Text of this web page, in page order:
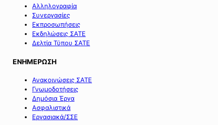
Αλληλογραφία
Συνεργασίες
Εκπροσωπήσεις
Εκδηλώσεις ΣΑΤΕ
Δελτία Τύπου ΣΑΤΕ
ΕΝΗΜΕΡΩΣΗ
Ανακοινώσεις ΣΑΤΕ
Γνωμοδοτήσεις
Δημόσια Έργα
Ασφαλιστικά
Εργασιακά/ΣΣΕ